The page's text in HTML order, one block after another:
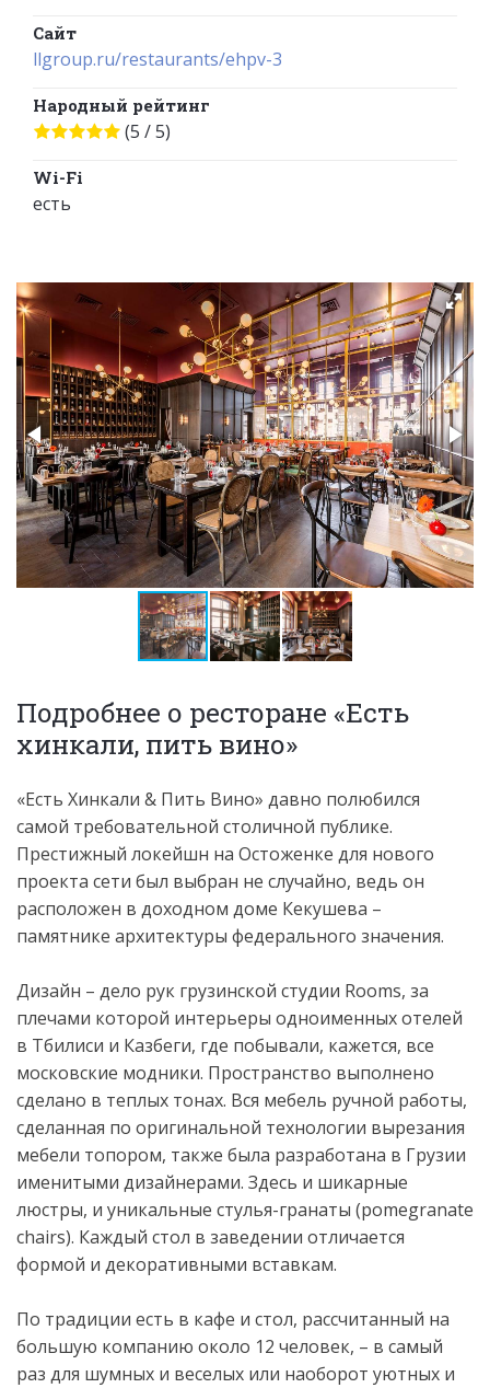
Сайт
llgroup.ru/restaurants/ehpv-3
Народный рейтинг
(5 / 5)
Wi-Fi
есть
Подробнее о ресторане «Есть
хинкали, пить вино»
«Есть Хинкали & Пить Вино» давно полюбился
самой требовательной столичной публике.
Престижный локейшн на Остоженке для нового
проекта сети был выбран не случайно, ведь он
расположен в доходном доме Кекушева –
памятнике архитектуры федерального значения.
Дизайн – дело рук грузинской студии Rooms, за
плечами которой интерьеры одноименных отелей
в Тбилиси и Казбеги, где побывали, кажется, все
московские модники. Пространство выполнено
сделано в теплых тонах. Вся мебель ручной работы,
сделанная по оригинальной технологии вырезания
мебели топором, также была разработана в Грузии
именитыми дизайнерами. Здесь и шикарные
люстры, и уникальные стулья-гранаты (pomegranate
chairs). Каждый стол в заведении отличается
формой и декоративными вставкам.
По традиции есть в кафе и стол, рассчитанный на
большую компанию около 12 человек, – в самый
раз для шумных и веселых или наоборот уютных и